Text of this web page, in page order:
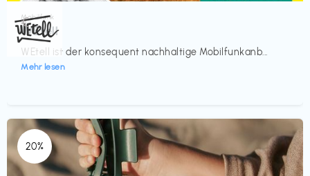
Mobilfunk
WEtell
WEtell ist der konsequent nachhaltige Mobilfunkanb...
Mehr lesen
€‎
20%